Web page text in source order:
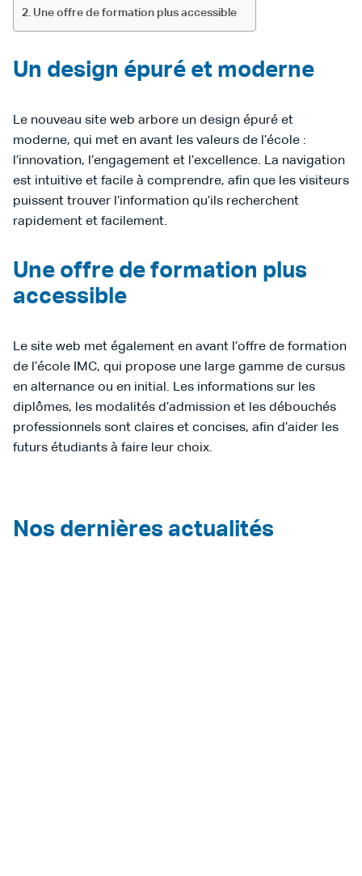
Une offre de formation plus accessible
Un design épuré et moderne
Le nouveau site web arbore un design épuré et
moderne, qui met en avant les valeurs de l’école :
l’innovation, l’engagement et l’excellence. La navigation
est intuitive et facile à comprendre, afin que les visiteurs
puissent trouver l’information qu’ils recherchent
rapidement et facilement.
Une offre de formation plus
accessible
Le site web met également en avant l’offre de formation
de l’école IMC, qui propose une large gamme de cursus
en alternance ou en initial. Les informations sur les
diplômes, les modalités d’admission et les débouchés
professionnels sont claires et concises, afin d’aider les
futurs étudiants à faire leur choix.
Nos dernières actualités